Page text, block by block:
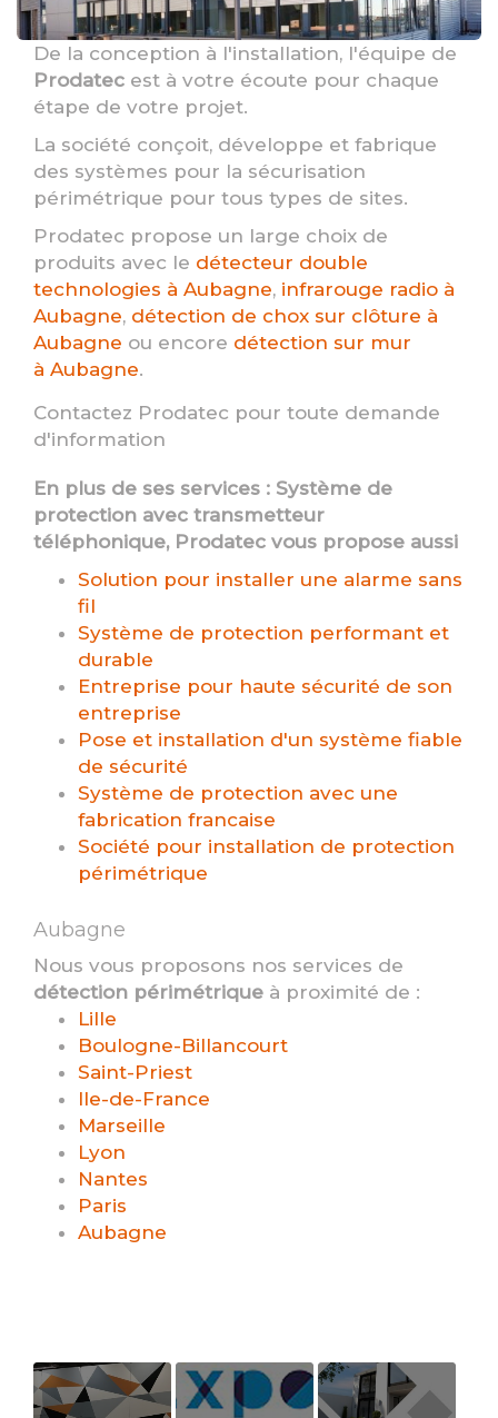
De la conception à l'installation, l'équipe de
Prodatec est à votre écoute pour chaque
étape de votre projet.
La société conçoit, développe et fabrique
des systèmes pour la sécurisation
périmétrique pour tous types de sites.
Prodatec propose un large choix de
produits avec le détecteur double
technologies à Aubagne, infrarouge radio à
Aubagne, détection de chox sur clôture à
Aubagne ou encore détection sur mur
à Aubagne.
Contactez Prodatec pour toute demande
d'information
En plus de ses services : Système de
protection avec transmetteur
téléphonique, Prodatec vous propose aussi
Solution pour installer une alarme sans
fil
Système de protection performant et
durable
Entreprise pour haute sécurité de son
entreprise
Pose et installation d'un système fiable
de sécurité
Système de protection avec une
fabrication francaise
Société pour installation de protection
périmétrique
Aubagne
Nous vous proposons nos services de
détection périmétrique à proximité de :
Lille
Boulogne-Billancourt
Saint-Priest
Ile-de-France
Marseille
Lyon
Nantes
Paris
Aubagne